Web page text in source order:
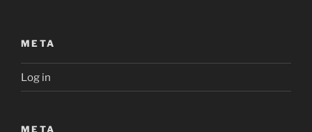
META
Log in
META